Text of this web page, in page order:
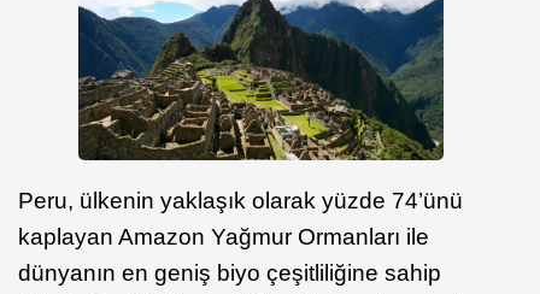
Peru, ülkenin yaklaşık olarak yüzde 74’ünü
kaplayan Amazon Yağmur Ormanları ile
dünyanın en geniş biyo çeşitliliğine sahip